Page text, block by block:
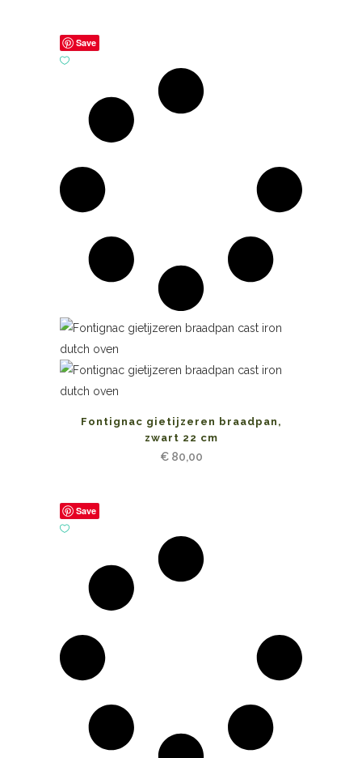
Save
Fontignac gietijzeren braadpan,
zwart 22 cm
€80,00
Save